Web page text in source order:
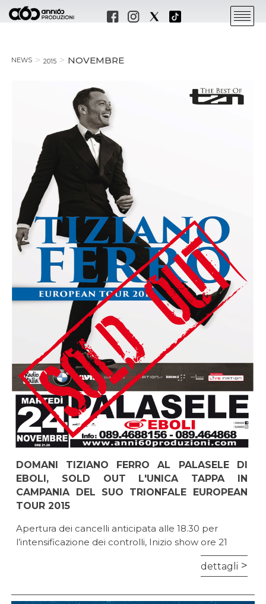
NEWS 2015 NOVEMBRE
DOMANI TIZIANO FERRO AL PALASELE DI
EBOLI, SOLD OUT L'UNICA TAPPA IN
CAMPANIA DEL SUO TRIONFALE EUROPEAN
TOUR 2015
Apertura dei cancelli anticipata alle 18.30 per
l’intensificazione dei controlli, Inizio show ore 21
dettagli